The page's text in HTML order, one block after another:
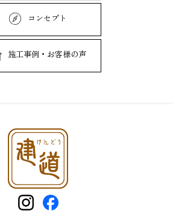
コンセプト
施工事例・お客様の声